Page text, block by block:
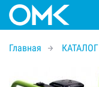
Главная КАТАЛОГ